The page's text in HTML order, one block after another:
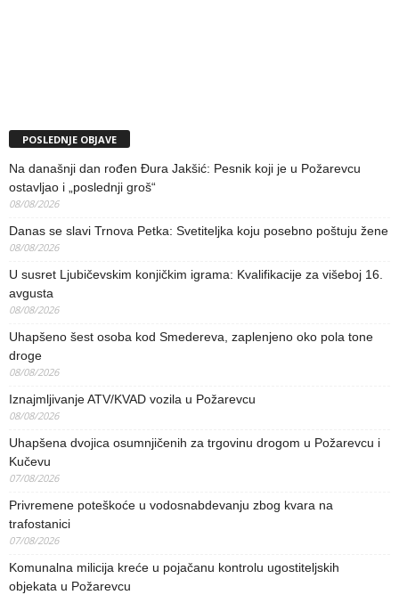
POSLEDNJE OBJAVE
Na današnji dan rođen Đura Jakšić: Pesnik koji je u Požarevcu
ostavljao i „poslednji groš“
08/08/2026
Danas se slavi Trnova Petka: Svetiteljka koju posebno poštuju žene
08/08/2026
U susret Ljubičevskim konjičkim igrama: Kvalifikacije za višeboj 16.
avgusta
08/08/2026
Uhapšeno šest osoba kod Smedereva, zaplenjeno oko pola tone
droge
08/08/2026
Iznajmljivanje ATV/KVAD vozila u Požarevcu
08/08/2026
Uhapšena dvojica osumnjičenih za trgovinu drogom u Požarevcu i
Kučevu
07/08/2026
Privremene poteškoće u vodosnabdevanju zbog kvara na
trafostanici
07/08/2026
Komunalna milicija kreće u pojačanu kontrolu ugostiteljskih
objekata u Požarevcu